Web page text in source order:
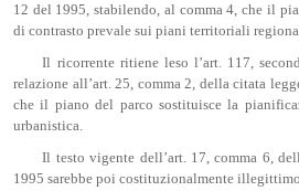
12 del 1995, stabilendo, al comma 4, che il
di contrasto prevale sui piani territoriali
Il ricorrente ritiene leso l’art. 117,
relazione all’art. 25, comma 2, della citata
che il piano del parco sostituisce la
urbanistica.
Il testo vigente dell’art. 17, comma 6,
1995 sarebbe poi costituzionalmente